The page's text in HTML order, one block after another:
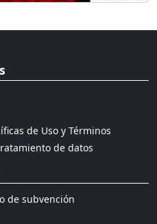
de Uso y Términos
de datos
de subvención